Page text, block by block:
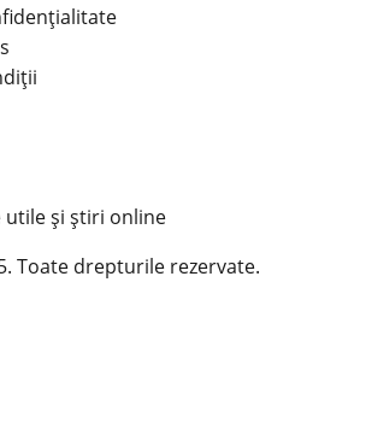
și știri online
Toate drepturile rezervate.